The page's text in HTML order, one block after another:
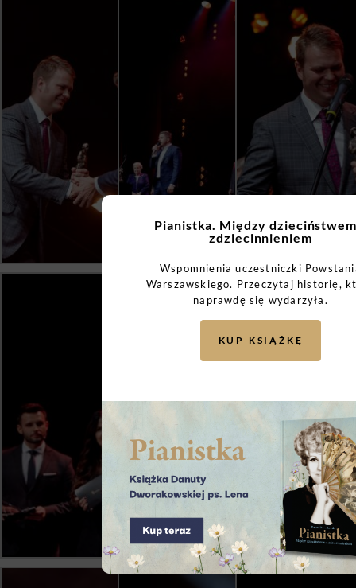
Pianistka. Między
zdziecinnieniem
Wspomnienia uczestniczki
Warszawskiego. Przeczytaj historię,
naprawdę się wydarzyła.
KUP KSIĄŻKĘ